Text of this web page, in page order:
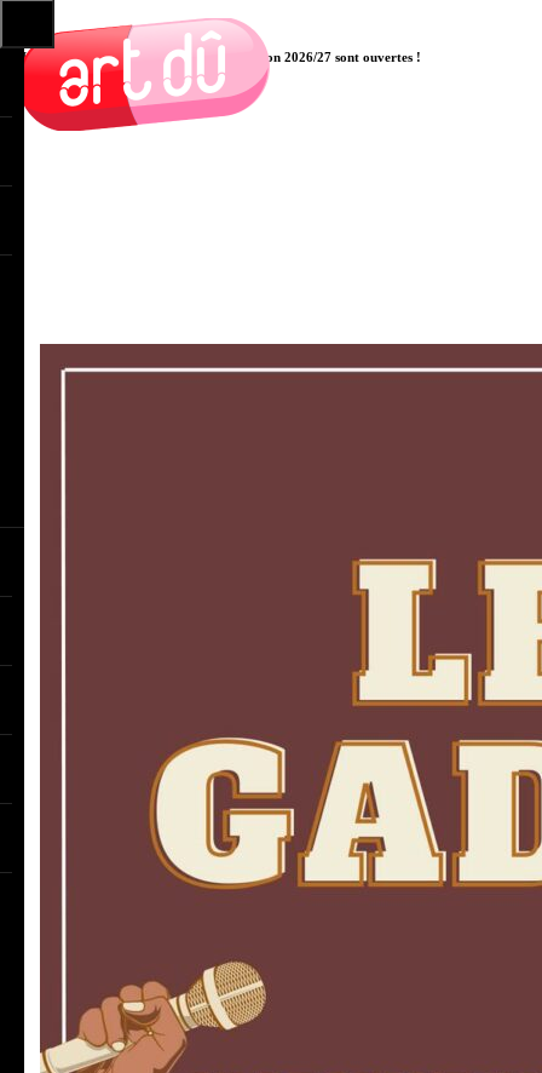
Les pré-inscriptions aux cours pour la saison 2026/27 sont ouvertes !